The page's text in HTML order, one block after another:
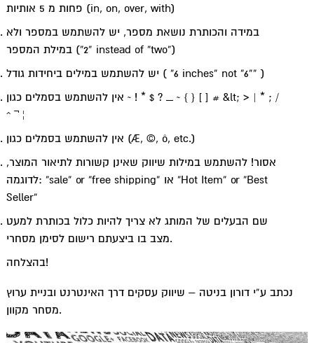
פחות מ 5 אותיות (in, on, over, with)
במידה והכותרת נושאת מספר, יש להשתמש במספר ולא
במילת המספר (“2” instead of “two”)
יש להשתמש במילים ביחידות גודל ( “6 inches” not “6”” )
אין להשתמש בסמלים כגון ~ ! * $ ? _ ~ { } [ ] # &lt; > | * ; /
^ ¬ ¦
אין להשתמש בסמלים כגון (Æ, ©, ô, etc.)
אסור! להשתמש במילות שיווק שאינן קשורות לתיאור המוצר,
לדוגמה: “sale” or “free shipping” או “Hot Item” or “Best
Seller”
שם הבעלים של המותג לא צריך להיות כלול בכותרת למעט
מצב בו ביצעתם רישום לסימן מסחרי.
בהצלחה!
נכתב ע”י דורון בניטה – שיווק עסקים דרך האינטרנט ובניית ערוץ
מסחר מקוון.